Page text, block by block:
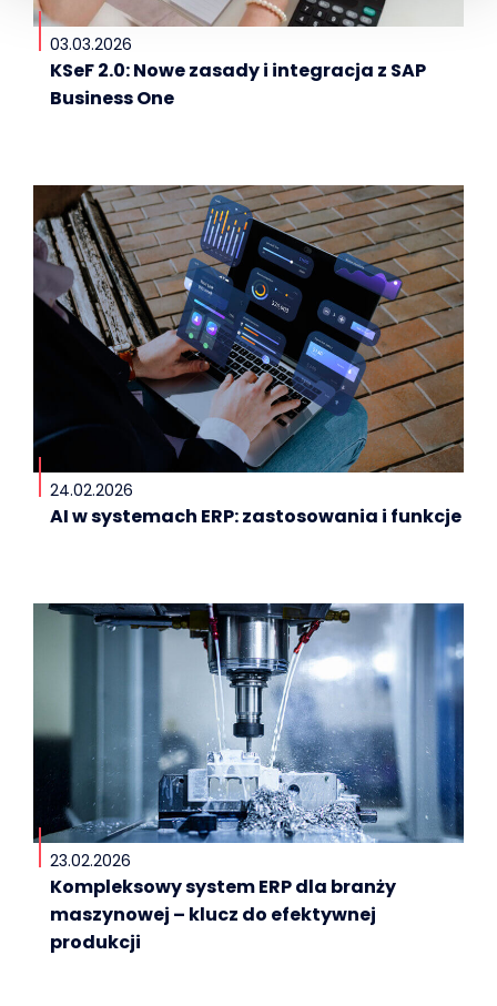
03.03.2026
KSeF 2.0: Nowe zasady i integracja z SAP
Business One
24.02.2026
AI w systemach ERP: zastosowania i funkcje
23.02.2026
Kompleksowy system ERP dla branży
maszynowej – klucz do efektywnej
produkcji